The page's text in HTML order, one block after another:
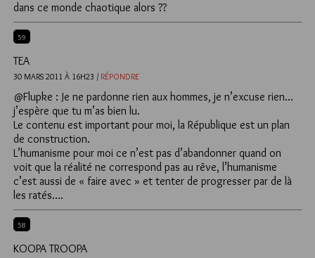
dans ce monde chaotique alors ??
59
TEA
30 MARS 2011 À 16H23 / RÉPONDRE
@Flupke : Je ne pardonne rien aux hommes, je n’excuse rien…
j’espère que tu m’as bien lu.
Le contenu est important pour moi, la République est un plan
de construction.
L’humanisme pour moi ce n’est pas d’abandonner quand on
voit que la réalité ne correspond pas au rêve, l’humanisme
c’est aussi de « faire avec » et tenter de progresser par de là
les ratés….
58
KOOPA TROOPA